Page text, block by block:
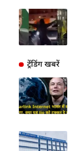
ट्रेंडिंग खबरें